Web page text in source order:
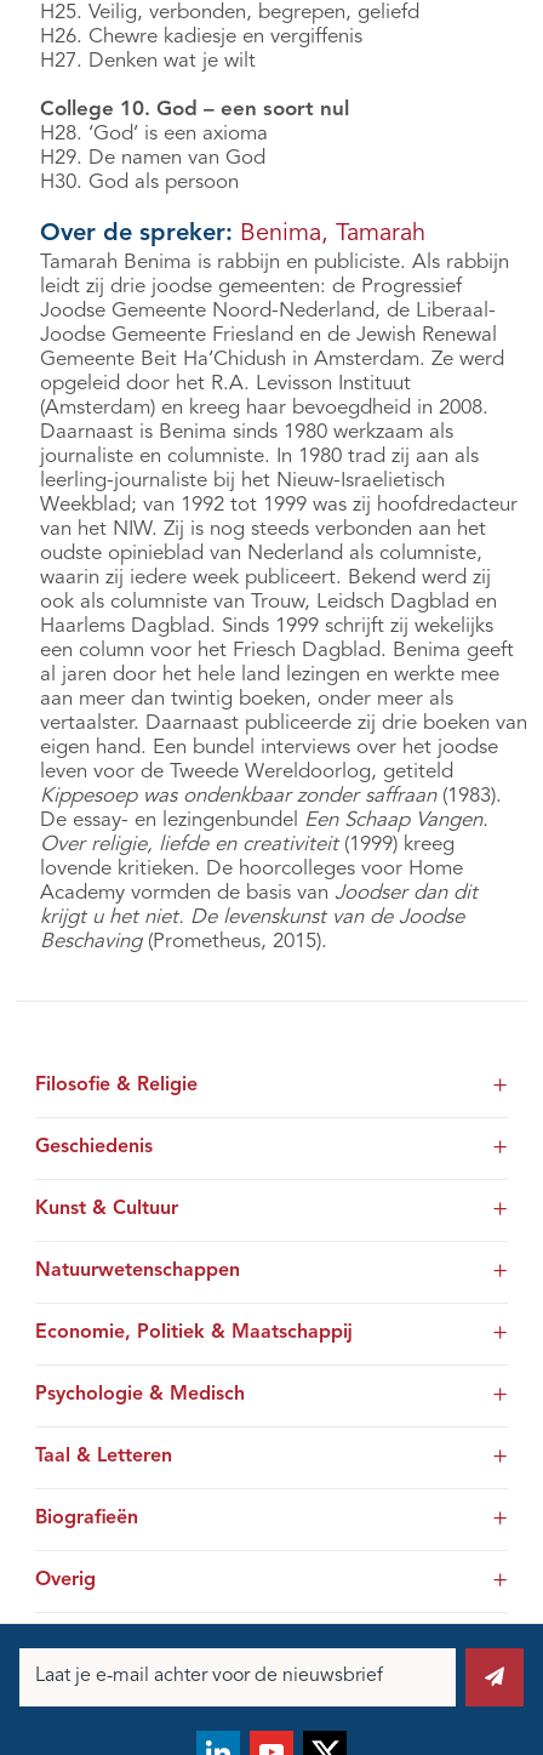
H25. Veilig, verbonden, begrepen, geliefd
H26. Chewre kadiesje en vergiffenis
H27. Denken wat je wilt
College 10. God – een soort nul
H28. ‘God’ is een axioma
H29. De namen van God
H30. God als persoon
Over de spreker: Benima, Tamarah
Tamarah Benima is rabbijn en publiciste. Als rabbijn
leidt zij drie joodse gemeenten: de Progressief
Joodse Gemeente Noord-Nederland, de Liberaal-
Joodse Gemeente Friesland en de Jewish Renewal
Gemeente Beit Ha’Chidush in Amsterdam. Ze werd
opgeleid door het R.A. Levisson Instituut
(Amsterdam) en kreeg haar bevoegdheid in 2008.
Daarnaast is Benima sinds 1980 werkzaam als
journaliste en columniste. In 1980 trad zij aan als
leerling-journaliste bij het Nieuw-Israelietisch
Weekblad; van 1992 tot 1999 was zij hoofdredacteur
van het NIW. Zij is nog steeds verbonden aan het
oudste opinieblad van Nederland als columniste,
waarin zij iedere week publiceert. Bekend werd zij
ook als columniste van Trouw, Leidsch Dagblad en
Haarlems Dagblad. Sinds 1999 schrijft zij wekelijks
een column voor het Friesch Dagblad. Benima geeft
al jaren door het hele land lezingen en werkte mee
aan meer dan twintig boeken, onder meer als
vertaalster. Daarnaast publiceerde zij drie boeken van
eigen hand. Een bundel interviews over het joodse
leven voor de Tweede Wereldoorlog, getiteld
Kippesoep was ondenkbaar zonder saffraan(1983).
De essay- en lezingenbundel Een Schaap Vangen.
Over religie, liefde en creativiteit(1999) kreeg
lovende kritieken. De hoorcolleges voor Home
Academy vormden de basis van Joodser dan dit
krijgt u het niet. De levenskunst van de Joodse
Beschaving(Prometheus, 2015).
Filosofie & Religie
Geschiedenis
Kunst & Cultuur
Natuurwetenschappen
Economie, Politiek & Maatschappij
Psychologie & Medisch
Taal & Letteren
Biografieën
Overig
mailadres